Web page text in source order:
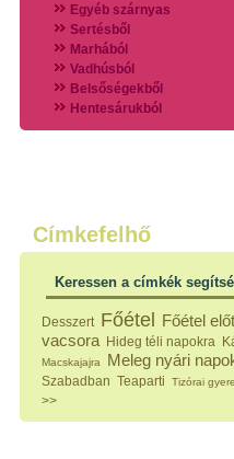
Egyéb szárnyas
Sertésből
Marhából
Vadhúsból
Belsőségekből
Hentesárukból
Vadszárnyasokból
Köretek
Klasszikus főzelékek
Zöldséges ételek
Hidegkonyhai készítmények
Főtt tészták
Zsiradékban sült tészták
Sütőben sült tészták
Mártások
Címkefelhő
Keressen a címkék
Desszert Főétel Főétel
vacsora Hideg téli napokra
Macskajajra
Meleg nyári
Szabadban Teaparti Tizórai
>>